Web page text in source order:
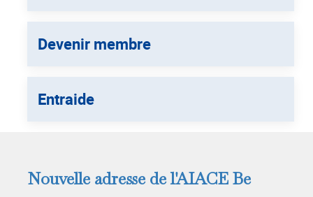
Devenir membre
Entraide
Nouvelle adresse de l'AIACE Be